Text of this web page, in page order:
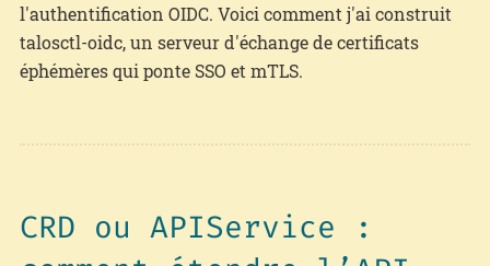
l'authentification OIDC. Voici comment j'ai construit
talosctl-oidc, un serveur d'échange de certificats
éphémères qui ponte SSO et mTLS.
CRD ou APIService :